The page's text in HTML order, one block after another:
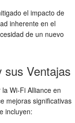
el impacto de
inherente en el
de un nuevo
sus Ventajas
Wi-Fi Alliance en
mejoras significativas
incluyen: